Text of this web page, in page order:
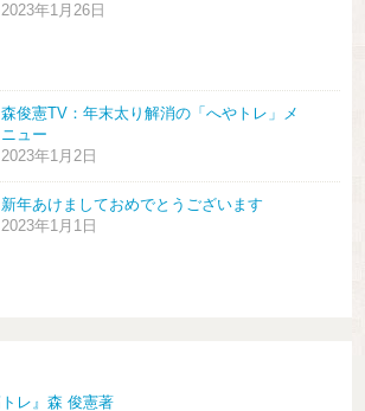
2023年1月26日
森俊憲TV：年末太り解消の「へやトレ」メ
ニュー
2023年1月2日
新年あけましておめでとうございます
2023年1月1日